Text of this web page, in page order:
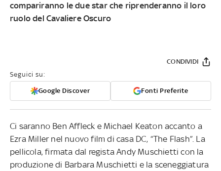
compariranno le due star che riprenderanno il loro
ruolo del Cavaliere Oscuro
Seguici su:
Google Discover Fonti Preferite
CONDIVIDI
Ci saranno Ben Affleck e Michael Keaton accanto a
Ezra Miller nel nuovo film di casa DC, “The Flash”. La
pellicola, firmata dal regista Andy Muschietti con la
produzione di Barbara Muschietti e la sceneggiatura